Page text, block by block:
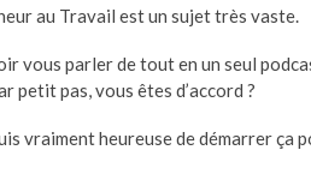
au Travail est un sujet très vaste.
vous parler de tout en un seul
petit pas, vous êtes d’accord ?
vraiment heureuse de démarrer ça